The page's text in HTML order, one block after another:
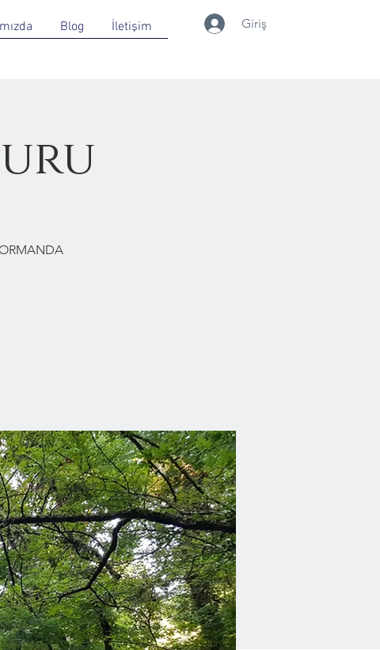
Blog İletişim Giriş